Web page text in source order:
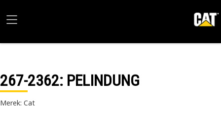
267-2362: PELINDUNG
Merek: Cat